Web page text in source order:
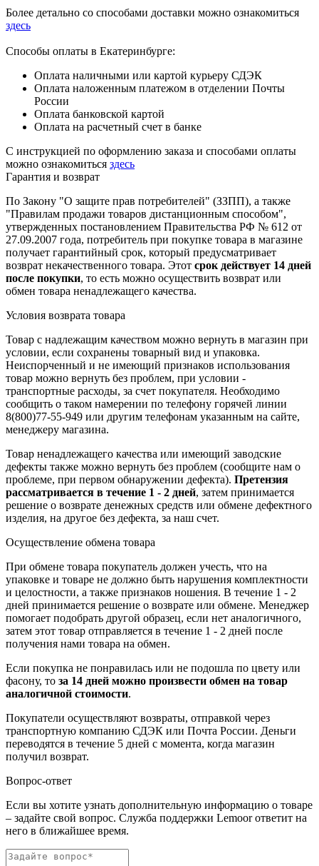
Более детально со способами доставки можно ознакомиться
здесь
Способы оплаты в Екатеринбурге:
Оплата наличными или картой курьеру СДЭК
Оплата наложенным платежом в отделении Почты
России
Оплата банковской картой
Оплата на расчетный счет в банке
С инструкцией по оформлению заказа и способами оплаты
можно ознакомиться здесь
Гарантия и возврат
По Закону "О защите прав потребителей" (ЗЗПП), а также
"Правилам продажи товаров дистанционным способом",
утвержденных постановлением Правительства РФ № 612 от
27.09.2007 года, потребитель при покупке товара в магазине
получает гарантийный срок, который предусматривает
возврат некачественного товара. Этот срок действует 14 дней
после покупки, то есть можно осуществить возврат или
обмен товара ненадлежащего качества.
Условия возврата товара
Товар с надлежащим качеством можно вернуть в магазин при
условии, если сохранены товарный вид и упаковка.
Неиспорченный и не имеющий признаков использования
товар можно вернуть без проблем, при условии -
транспортные расходы, за счет покупателя. Необходимо
сообщить о таком намерении по телефону горячей линии
8(800)77-55-949 или другим телефонам указанным на сайте,
менеджеру магазина.
Товар ненадлежащего качества или имеющий заводские
дефекты также можно вернуть без проблем (сообщите нам о
проблеме, при первом обнаружении дефекта). Претензия
рассматривается в течение 1 - 2 дней, затем принимается
решение о возврате денежных средств или обмене дефектного
изделия, на другое без дефекта, за наш счет.
Осуществление обмена товара
При обмене товара покупатель должен учесть, что на
упаковке и товаре не должно быть нарушения комплектности
и целостности, а также признаков ношения. В течение 1 - 2
дней принимается решение о возврате или обмене. Менеджер
помогает подобрать другой образец, если нет аналогичного,
затем этот товар отправляется в течение 1 - 2 дней после
получения нами товара на обмен.
Если покупка не понравилась или не подошла по цвету или
фасону, то за 14 дней можно произвести обмен на товар
аналогичной стоимости.
Покупатели осуществляют возвраты, отправкой через
транспортную компанию СДЭК или Почта России. Деньги
переводятся в течение 5 дней с момента, когда магазин
получил возврат.
Вопрос-ответ
Если вы хотите узнать дополнительную информацию о товаре
– задайте свой вопрос. Служба поддержки Lemoor ответит на
него в ближайшее время.